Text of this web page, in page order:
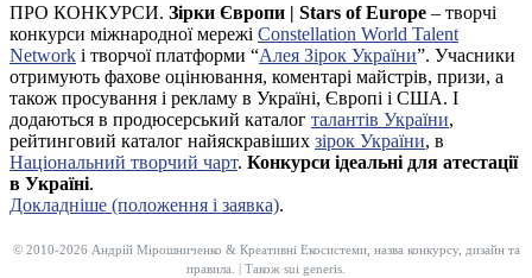
ПРО КОНКУРСИ. Зірки Європи | Stars of Europe – творчі
конкурси міжнародної мережі Constellation World Talent
Network і творчої платформи “Алея Зірок України”. Учасники
отримують фахове оцінювання, коментарі майстрів, призи, а
також просування і рекламу в Україні, Європі і США. І
додаються в продюсерський каталог талантів України,
рейтинговий каталог найяскравіших зірок України, в
Національний творчий чарт. Конкурси ідеальні для атестації
в Україні.
Докладніше (положення і заявка).
© 2010-2026 Андрій Мірошниченко & Креативні Екосистеми, назва конкурсу, дизайн та
правила. | Також sui generis.